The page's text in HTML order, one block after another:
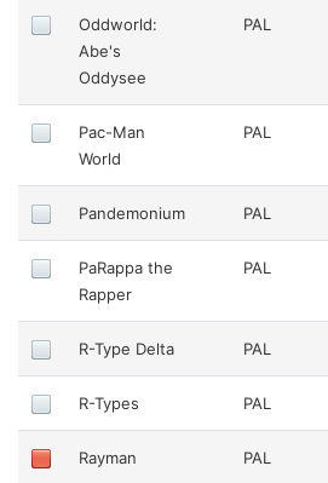
Oddworld:
Abe's
Oddysee
PAL
Pac-Man
World
PAL
Pandemonium PAL
PaRappa the
Rapper
PAL
R-Type Delta PAL
R-Types PAL
Rayman PAL